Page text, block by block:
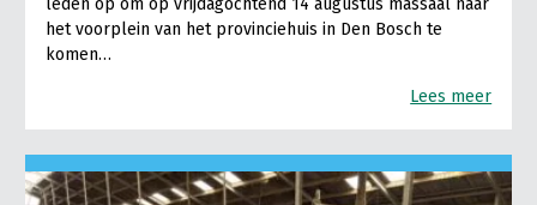
leden op om op vrijdagochtend 14 augustus massaal naar
het voorplein van het provinciehuis in Den Bosch te
komen…
Lees meer